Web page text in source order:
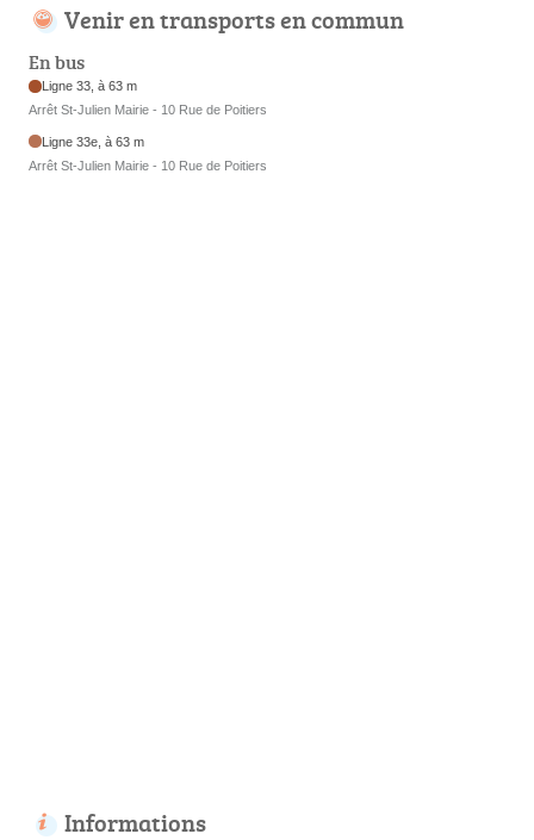
Venir en transports en commun
En bus
Ligne 33, à 63 m
Arrêt St-Julien Mairie - 10 Rue de Poitiers
Ligne 33e, à 63 m
Arrêt St-Julien Mairie - 10 Rue de Poitiers
Informations